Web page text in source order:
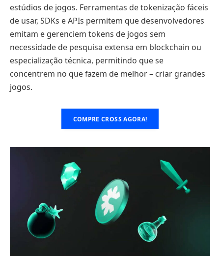
estúdios de jogos. Ferramentas de tokenização fáceis
de usar, SDKs e APIs permitem que desenvolvedores
emitam e gerenciem tokens de jogos sem
necessidade de pesquisa extensa em blockchain ou
especialização técnica, permitindo que se
concentrem no que fazem de melhor – criar grandes
jogos.
COMPRE CROSS AGORA!